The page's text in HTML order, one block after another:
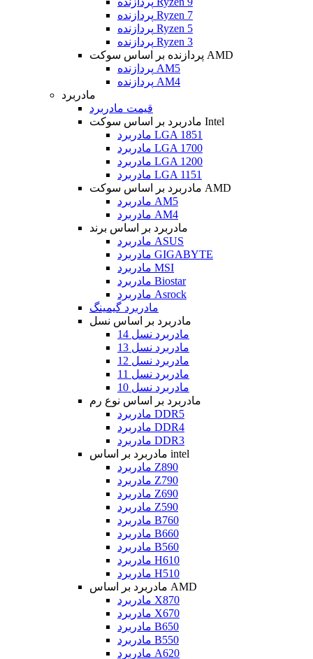
پردازنده Ryzen 7
پردازنده Ryzen 5
پردازنده Ryzen 3
پردازنده بر اساس سوکت AMD
پردازنده AM5
پردازنده AM4
مادربرد
قیمت مادربرد
مادربرد بر اساس سوکت Intel
مادربرد LGA 1851
مادربرد LGA 1700
مادربرد LGA 1200
مادربرد LGA 1151
مادربرد بر اساس سوکت AMD
مادربرد AM5
مادربرد AM4
مادربرد بر اساس برند
مادربرد ASUS
مادربرد GIGABYTE
مادربرد MSI
مادربرد Biostar
مادربرد Asrock
مادربرد گیمینگ
مادربرد بر اساس نسل
مادربرد نسل 14
مادربرد نسل 13
مادربرد نسل 12
مادربرد نسل 11
مادربرد نسل 10
مادربرد بر اساس نوع رم
مادربرد DDR5
مادربرد DDR4
مادربرد DDR3
مادربرد بر اساس intel
مادربرد Z890
مادربرد Z790
مادربرد Z690
مادربرد Z590
مادربرد B760
مادربرد B660
مادربرد B560
مادربرد H610
مادربرد H510
مادربرد بر اساس AMD
مادربرد X870
مادربرد X670
مادربرد B650
مادربرد B550
مادربرد A620